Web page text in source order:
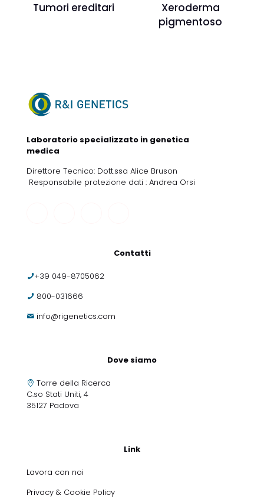
Tumori ereditari
Xeroderma
pigmentoso
Laboratorio specializzato in genetica
medica
Direttore Tecnico: Dott.ssa Alice Bruson
Responsabile protezione dati : Andrea Orsi
Contatti
+39 049-8705062
800-031666
info@rigenetics.com
Dove siamo
Torre della Ricerca
C.so Stati Uniti, 4
35127 Padova
Link
Lavora con noi
Privacy & Cookie Policy